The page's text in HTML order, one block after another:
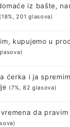
iz bašte,
(18%, 201 glasova)
kupujemo u
ćerka i ja
(7%, 82 glasova)
da pravim